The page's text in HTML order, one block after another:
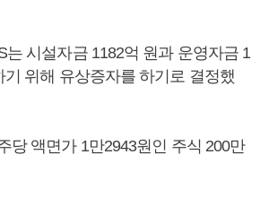
는 시설자금 1182억 원과 운영자금 1
기 위해 유상증자를 하기로 결정했
당 액면가 1만2943원인 주식 200만